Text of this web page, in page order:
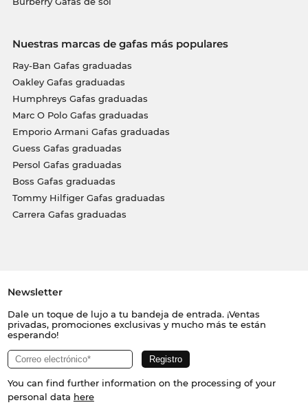
Nuestras marcas de gafas más populares
Ray-Ban Gafas graduadas
Oakley Gafas graduadas
Humphreys Gafas graduadas
Marc O Polo Gafas graduadas
Emporio Armani Gafas graduadas
Guess Gafas graduadas
Persol Gafas graduadas
Boss Gafas graduadas
Tommy Hilfiger Gafas graduadas
Carrera Gafas graduadas
Newsletter
Dale un toque de lujo a tu bandeja de entrada. ¡Ventas
privadas, promociones exclusivas y mucho más te están
esperando!
You can find further information on the processing of your
personal data here